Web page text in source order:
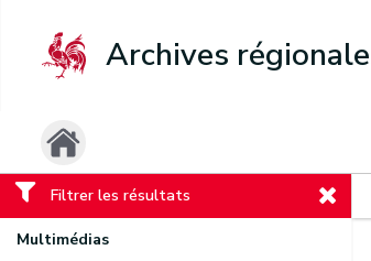
Archives
Filtrer les résultats
Multimédias